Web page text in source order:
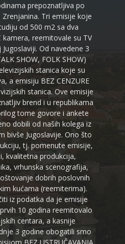
prepoznatljiva po
Tri emisije koje
od 500 m2 sa dva
kamera, reemitovale su TV
Od navedene 3
SHOW, FOLK SHOW)
stanica koje su
a emisiju BEZ CENZURE
stanica. Ove emisije
brend i u republikama
tome govore i ankete
dobili od naših kolega iz
bivše Jugoslavije. Ono što
tj. pomenute emisije,
kvalitetna produkcija,
vrhunska scenografija,
dobrih poslovnih
kućama (reemiterima).
iz podatka da je emisije
10 godina reemitovalo
centara, a kasnije
3 godine obogatili smo